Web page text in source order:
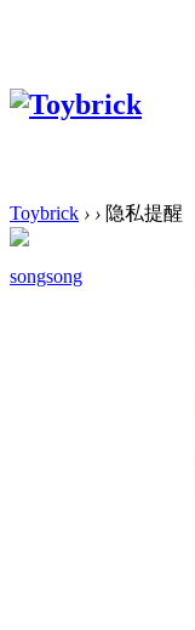
Toybrick › › 隐私提醒
songsong